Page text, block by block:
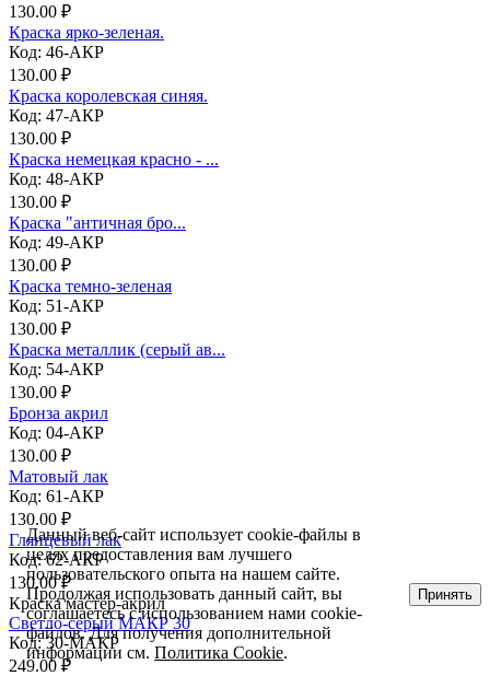
130.00 ₽
Краска ярко-зеленая.
Код: 46-АКР
130.00 ₽
Краска королевская синяя.
Код: 47-АКР
130.00 ₽
Краска немецкая красно - ...
Код: 48-АКР
130.00 ₽
Краска "античная бро...
Код: 49-АКР
130.00 ₽
Краска темно-зеленая
Код: 51-АКР
130.00 ₽
Краска металлик (серый ав...
Код: 54-АКР
130.00 ₽
Бронза акрил
Код: 04-АКР
130.00 ₽
Матовый лак
Код: 61-АКР
130.00 ₽
Глянцевый лак
Код: 62-АКР
130.00 ₽
Краска мастер-акрил
Светло-серый МАКР 30
Код: 30-МАКР
249.00 ₽
Данный веб-сайт использует cookie-файлы в
целях предоставления вам лучшего
пользовательского опыта на нашем сайте.
Продолжая использовать данный сайт, вы
соглашаетесь с использованием нами cookie-
файлов. Для получения дополнительной
информации см.Политика Cookie.
Принять